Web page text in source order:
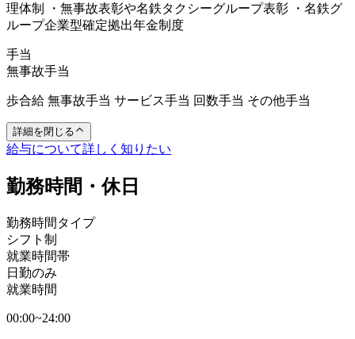
理体制 ・無事故表彰や名鉄タクシーグループ表彰 ・名鉄グ
ループ企業型確定拠出年金制度
手当
無事故手当
歩合給 無事故手当 サービス手当 回数手当 その他手当
詳細を閉じる
給与について詳しく知りたい
勤務時間・休日
勤務時間タイプ
シフト制
就業時間帯
日勤のみ
就業時間
00:00~24:00